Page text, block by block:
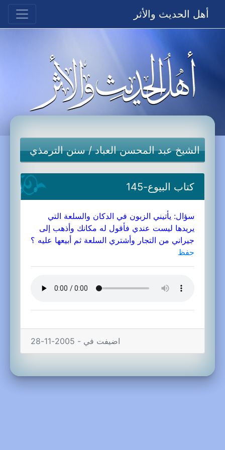
أهل الحديث والأثر
الشيخ عبد المحسن العباد/سنن الترمذي
كتاب البيوع-145
سؤال: يأتيني الزبون في الدكان والسلعة التي
يريدها ليست عندي فأقول له مكانك وأذهب إلى
جيراني من التجار وأشتري السلعة ثم أبيعها عليه ؟
حفظ
اضيفت في - 2005-11-28